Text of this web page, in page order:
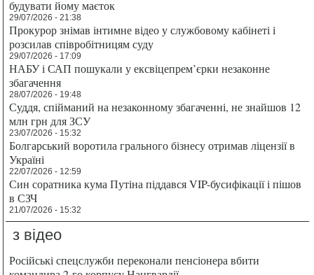
будувати йому маєток
29/07/2026 - 21:38
Прокурор знімав інтимне відео у службовому кабінеті і
розсилав співробітницям суду
29/07/2026 - 17:09
НАБУ і САП пошукали у ексвіцепрем’єрки незаконне
збагачення
28/07/2026 - 19:48
Суддя, спійманий на незаконному збагаченні, не знайшов 12
млн грн для ЗСУ
23/07/2026 - 15:32
Болгарський воротила грального бізнесу отримав ліцензії в
Україні
22/07/2026 - 12:59
Син соратника кума Путіна піддався VIP-бусифікації і пішов
в СЗЧ
21/07/2026 - 15:32
з відео
Російські спецслужби переконали пенсіонера вбити